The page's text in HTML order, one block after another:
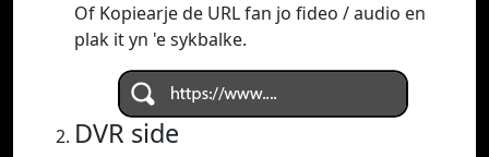
Of Kopiearje de URL fan jo fideo / audio en
plak it yn 'e sykbalke.
DVR side